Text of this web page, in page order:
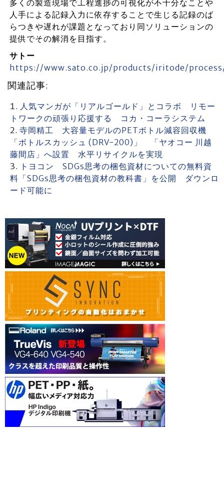
多くの製造現場で工程進捗の可視化が不十分なことや
人手による記録入力に依存することで生じる記録のば
らつきや遅れが課題となっており同ソリューションの
提供でその解消を目指す。
サトー
https://www.sato.co.jp/products/iritode/
関連記事:
人気マンガが「リアルゴールド」とコラボ リモー
トワークの頑張り応援する コカ・コーラシステム
寺岡精工 大容量モデルのPETボトル減容回収機
「ボトルスカッシュ (DRV-200)」 「ヤオコー 川越
藤間店」へ設置 水平リサイクルを実現
トヨコン SDGs思考の梱包資材についての無料資
料「SDGs思考の梱包資材の教科書」を公開 ダウンロ
ード可能に